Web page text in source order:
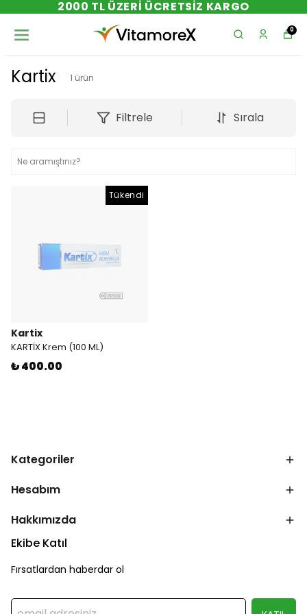
2000 TL ÜZERI ÜCRETSIZ KARGO
0
Kartix 1 ürün
Filtrele Sırala
Tükendi
Kartix
KARTİX Krem (100 ML)
₺ 400.00
Kategoriler
Hesabım
Hakkımızda
Ekibe Katıl
Fırsatlardan haberdar ol